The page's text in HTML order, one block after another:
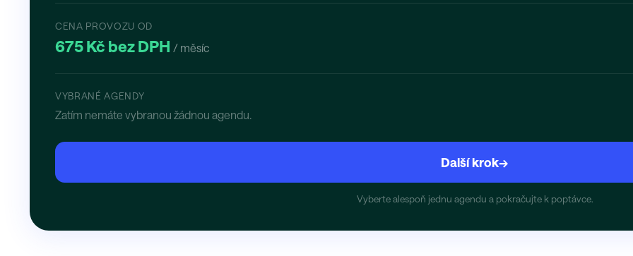
CENA PROVOZU OD
675 Kč bez DPH / měsíc
VYBRANÉ AGENDY
Zatím nemáte vybranou žádnou agendu.
Další krok→
Vyberte alespoň jednu agendu a pokračujte k poptávce.